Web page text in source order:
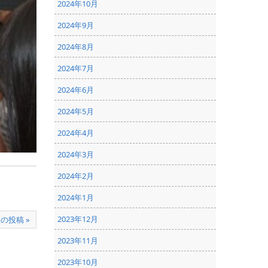
投稿 »
2024年10月
2024年9月
2024年8月
2024年7月
2024年6月
2024年5月
2024年4月
2024年3月
2024年2月
2024年1月
2023年12月
2023年11月
2023年10月